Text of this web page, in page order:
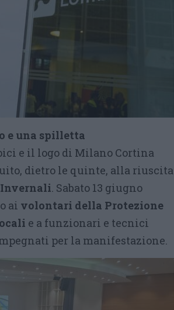
e una spilletta
e il logo di Milano Cortina
dietro le quinte, alla riuscita
. Sabato 13 giugno
ai volontari della Protezione
e a funzionari e tecnici
per la manifestazione.